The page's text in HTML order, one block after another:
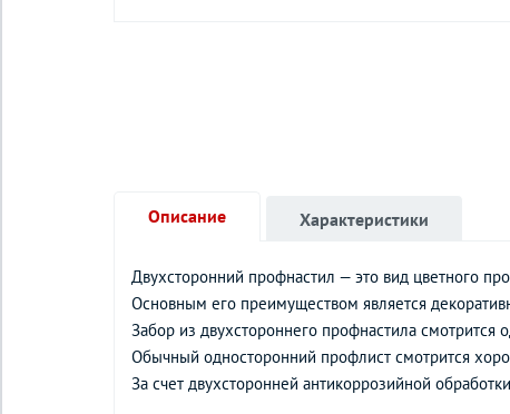
Описание
Двухсторонний профнастил — это вид цветного
Основным его преимуществом является
Забор из двухстороннего профнастила смотрится
Обычный односторонний профлист смотрится
За счет двухсторонней антикоррозийной
Характеристики